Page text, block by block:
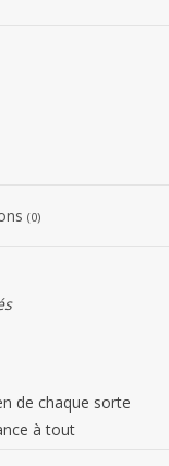
(0)
de chaque sorte
à tout